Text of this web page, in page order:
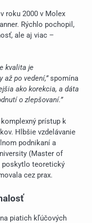
roku 2000 v Molex
Rýchlo pochopil,
ale aj viac –
kvalita je
až po vedení,”spomína
ako korekcia, a dáta
o zlepšovaní.”
prístup k
Hlbšie vzdelávanie
podnikaní a
(Master of
poskytlo teoretický
cez prax.
piatich kľúčových